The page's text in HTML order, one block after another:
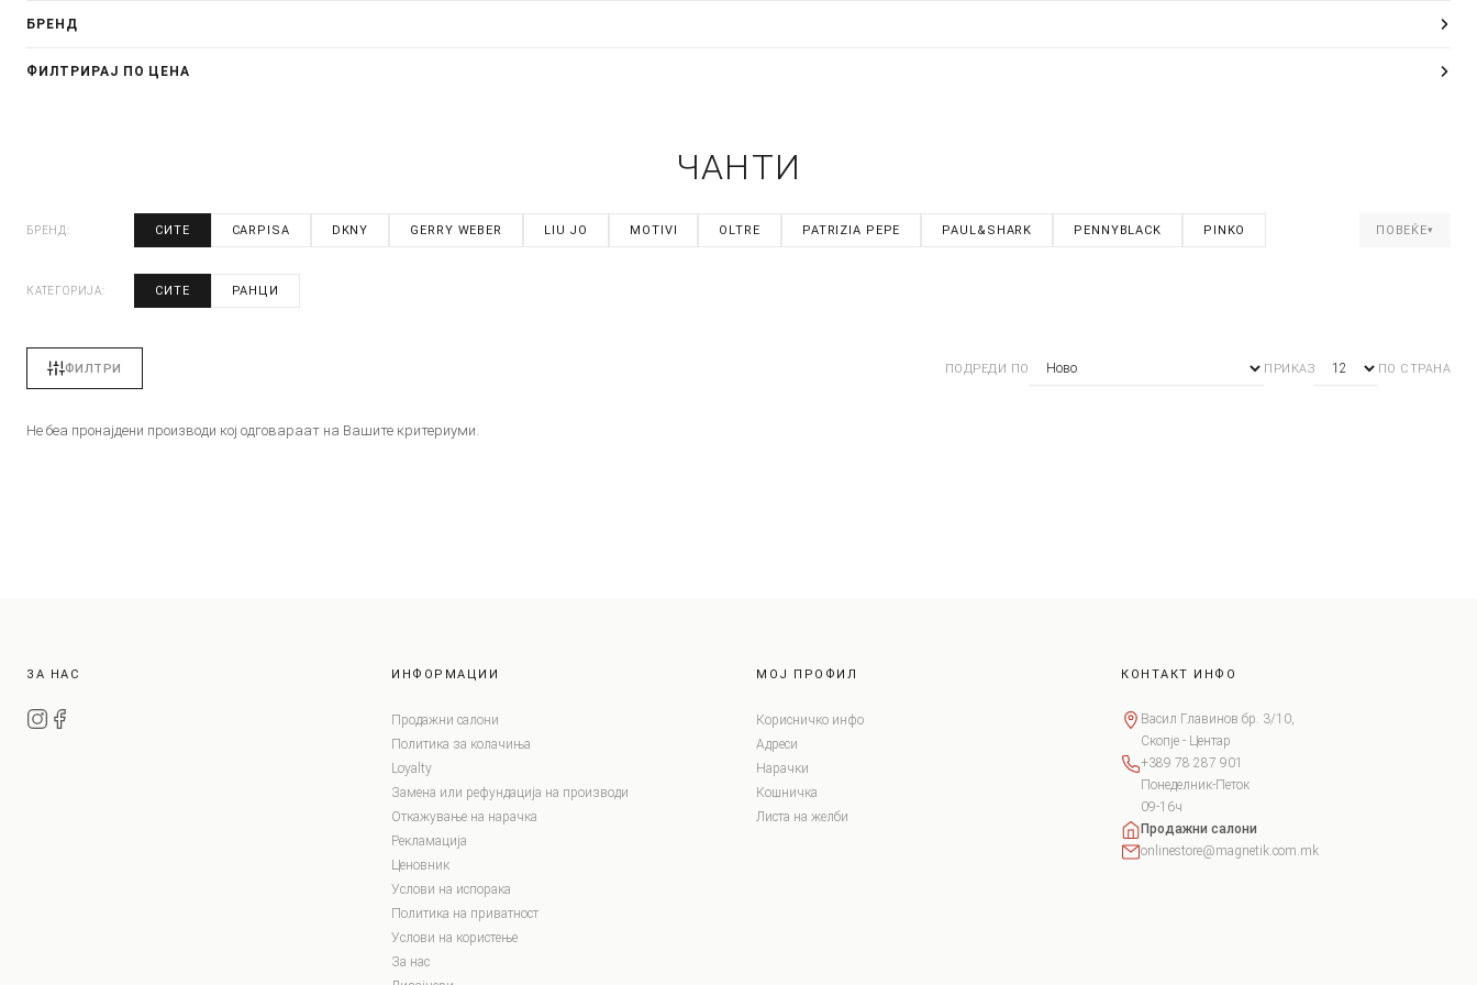
БРЕНД
ФИЛТРИРАЈ ПО ЦЕНА
ЧАНТИ
БРЕНД: СИТЕ CARPISA DKNY GERRY WEBER LIU JO MOTIVI OLTRE PATRIZIA PEPE PAUL&SHARK PENNYBLACK PINKO ПОВЕЌЕ▾
КАТЕГОРИЈА: СИТЕ РАНЦИ
ФИЛТРИ ПОДРЕДИ ПО ПРИКАЗ ПО СТРАНА
Не беа пронајдени производи кој одговараат на Вашите критериуми.
ЗА НАС ИНФОРМАЦИИ
Продажни салони
Политика за колачиња
Loyalty
Замена или рефундација на производи
Откажување на нарачка
Рекламација
Ценовник
Услови на испорака
Политика на приватност
Услови на користење
За нас
МОЈ ПРОФИЛ
Корисничко инфо
Адреси
Нарачки
Кошничка
Листа на желби
КОНТАКТ ИНФО
Васил Главинов бр. 3/10,
Скопје - Центар
+389 78 287 901
Понеделник-Петок
09-16ч
Продажни салони
onlinestore@magnetik.com.mk